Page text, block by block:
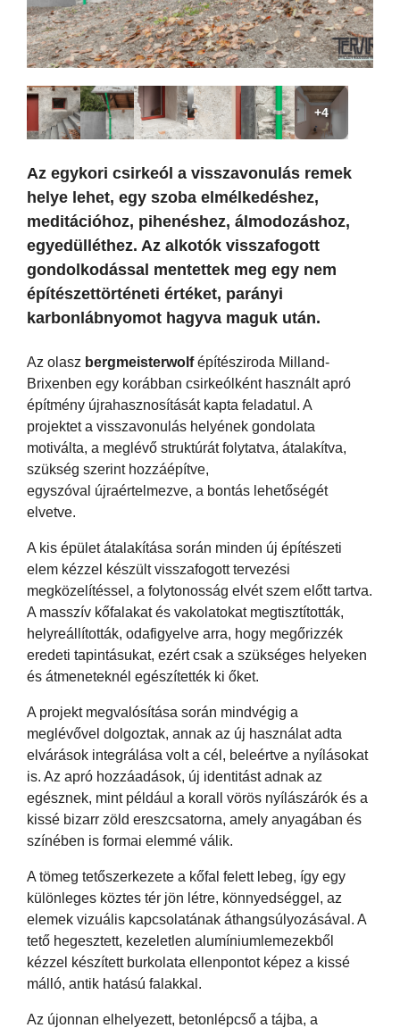
+4
Az egykori csirkeól a visszavonulás remek
helye lehet, egy szoba elmélkedéshez,
meditációhoz, pihenéshez, álmodozáshoz,
egyedülléthez. Az alkotók visszafogott
gondolkodással mentettek meg egy nem
építészettörténeti értéket, parányi
karbonlábnyomot hagyva maguk után.
Az olasz bergmeisterwolfépítésziroda Milland-
Brixenben egy korábban csirkeólként használt apró
építmény újrahasznosítását kapta feladatul. A
projektet a visszavonulás helyének gondolata
motiválta, a meglévő struktúrát folytatva, átalakítva,
szükség szerint hozzáépítve,
egyszóval újraértelmezve, a bontás lehetőségét
elvetve.
A kis épület átalakítása során minden új építészeti
elem kézzel készült visszafogott tervezési
megközelítéssel, a folytonosság elvét szem előtt tartva.
A masszív kőfalakat és vakolatokat megtisztították,
helyreállították, odafigyelve arra, hogy megőrizzék
eredeti tapintásukat, ezért csak a szükséges helyeken
és átmeneteknél egészítették ki őket.
A projekt megvalósítása során mindvégig a
meglévővel dolgoztak, annak az új használat adta
elvárások integrálása volt a cél, beleértve a nyílásokat
is. Az apró hozzáadások, új identitást adnak az
egésznek, mint például a korall vörös nyílászárók és a
kissé bizarr zöld ereszcsatorna, amely anyagában és
színében is formai elemmé válik.
A tömeg tetőszerkezete a kőfal felett lebeg, így egy
különleges köztes tér jön létre, könnyedséggel, az
elemek vizuális kapcsolatának áthangsúlyozásával. A
tető hegesztett, kezeletlen alumíniumlemezekből
kézzel készített burkolata ellenpontot képez a kissé
málló, antik hatású falakkal.
Az újonnan elhelyezett, betonlépcső a tájba, a